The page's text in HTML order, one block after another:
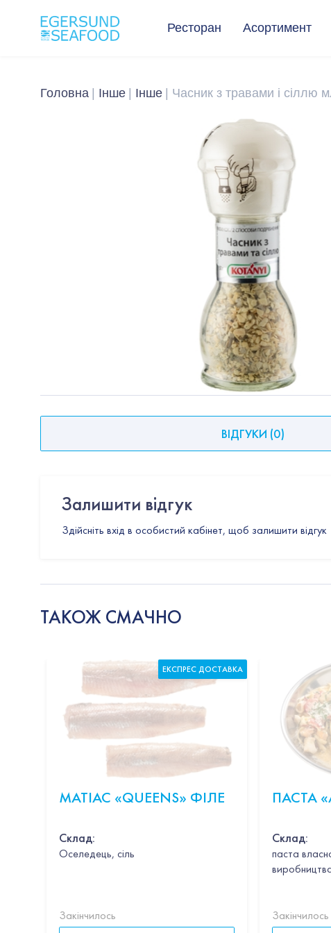
Ресторан Асортимент
Головна Інше Інше Часник з травами і сіллю
ВІДГУКИ (0)
Залишити відгук
Здійсніть вхід в особистий кабінет, щоб залишити відгук
ТАКОЖ СМАЧНО
МАТІАС «QUEENS» ФІЛЕ
Склад:
Оселедець, сіль
Закінчилось
ЕКСПРЕС ДОСТАВКА
ПАСТА
Склад:
паста
Закінчилось